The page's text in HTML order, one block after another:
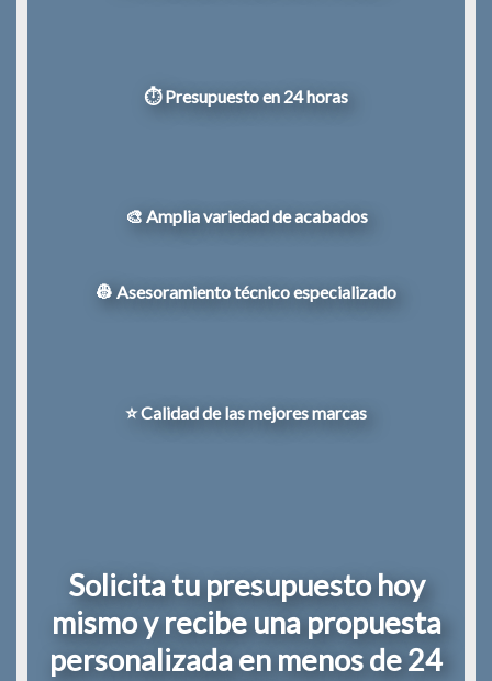
⏱️ Presupuesto en 24 horas
🎨 Amplia variedad de acabados
👷 Asesoramiento técnico especializado
⭐ Calidad de las mejores marcas
Solicita tu presupuesto hoy
mismo y recibe una propuesta
personalizada en menos de 24